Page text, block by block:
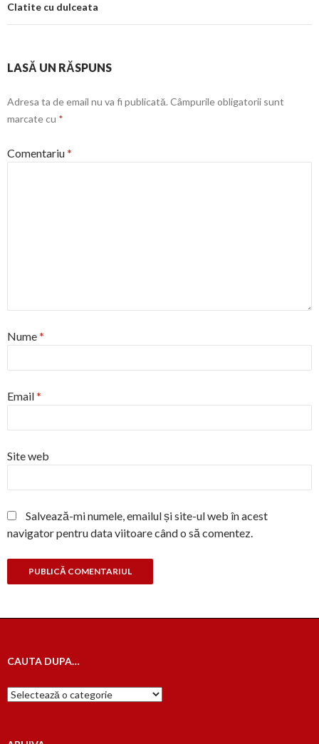
Clatite cu dulceata
LASĂ UN RĂSPUNS
Adresa ta de email nu va fi publicată. Câmpurile obligatorii sunt
marcate cu *
Comentariu*
Nume*
Email*
Site web
Salvează-mi numele, emailul și site-ul web în acest
navigator pentru data viitoare când o să comentez.
CAUTA DUPA…
Cauta
dupa…